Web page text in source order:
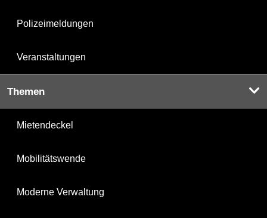
Polizeimeldungen
Veranstaltungen
Themen
Mietendeckel
Mobilitätswende
Moderne Verwaltung